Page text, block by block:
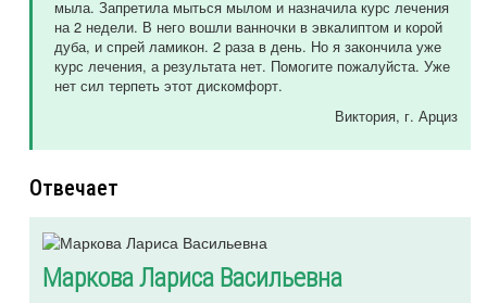
мыла. Запретила мыться мылом и назначила курс лечения
на 2 недели. В него вошли ванночки в эвкалиптом и корой
дуба, и спрей ламикон. 2 раза в день. Но я закончила уже
курс лечения, а результата нет. Помогите пожалуйста. Уже
нет сил терпеть этот дискомфорт.
Виктория, г. Арциз
Отвечает
Маркова Лариса Васильевна